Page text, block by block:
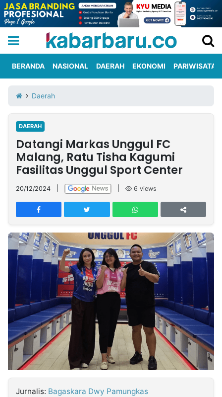
Iklan
Berita
Kami
Nasional
International
Olahraga
Entertainment
Daerah
Pariwisata
Kuliner
Kolom
Network
PT
TREETAN
INDONESIA
Partner
Insight
NTB
Time
IDN
Jogja
Rakyat
Idealita
News
Notice
Dinamikapost.com
Baru
Seedbacklink
Follow
Kabarbaru
BERANDA NASIONAL DAERAH EKONOMI PARIWISATA
Daerah
DAERAH
Datangi Markas Unggul FC
Malang, Ratu Tisha Kagumi
Fasilitas Unggul Sport Center
20/12/2024 6 views
Jurnalis: Bagaskara Dwy Pamungkas